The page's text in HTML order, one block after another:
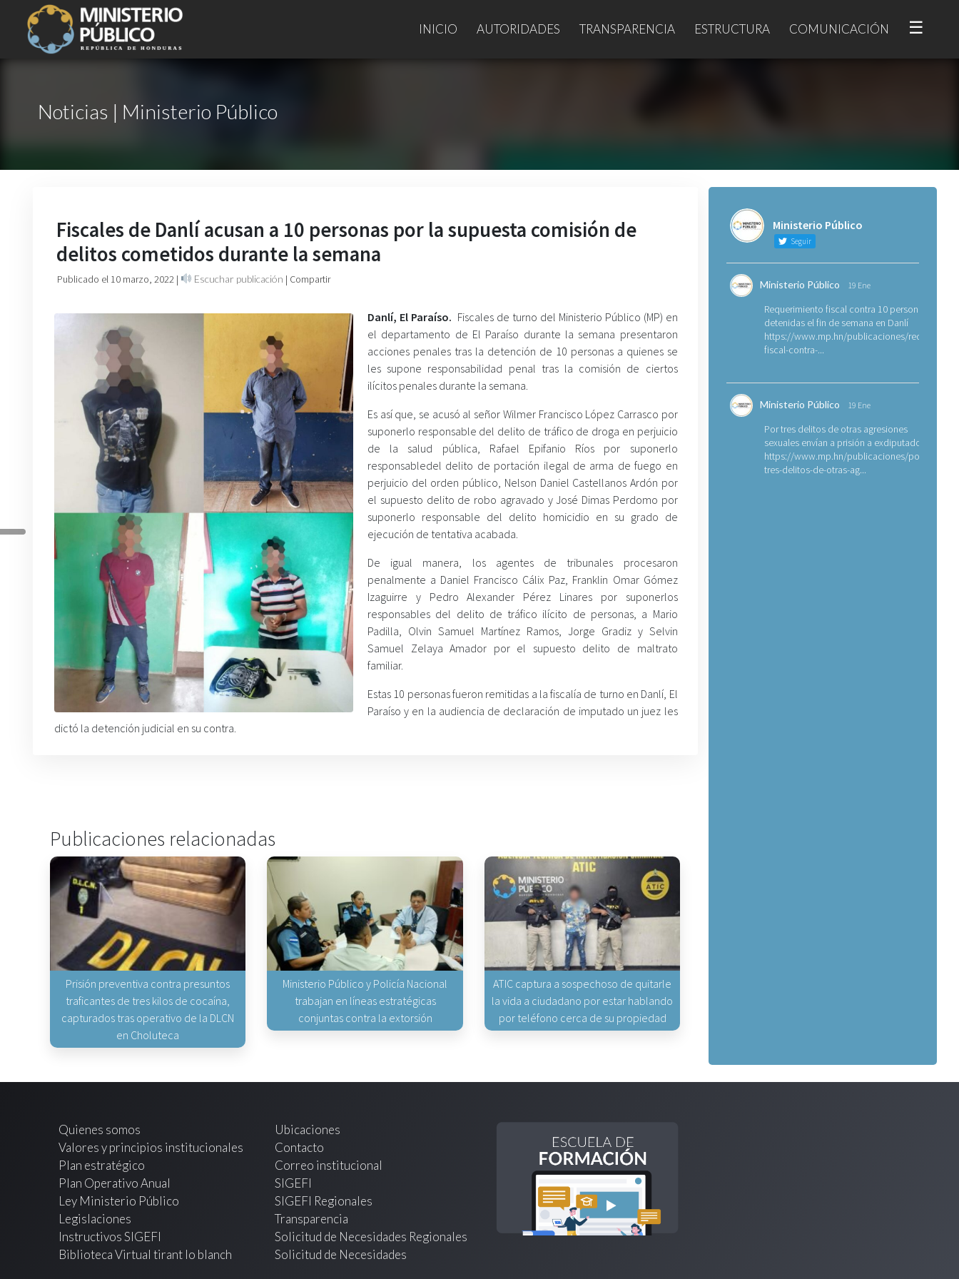
INICIO AUTORIDADES TRANSPARENCIA ESTRUCTURA COMUNICACIÓN ☰
Noticias | Ministerio Público
Fiscales de Danlí acusan a 10 personas por la supuesta comisión de
delitos cometidos durante la semana
Publicado el 10 marzo, 2022 | Escuchar publicación | Compartir
Danlí, El Paraíso. Fiscales de turno del Ministerio Público (MP) en
el departamento de El Paraíso durante la semana presentaron
acciones penales tras la detención de 10 personas a quienes se
les supone responsabilidad penal tras la comisión de ciertos
ilícitos penales durante la semana.
Es así que, se acusó al señor Wilmer Francisco López Carrasco por
suponerlo responsable del delito de tráfico de droga en perjuicio
de la salud pública, Rafael Epifanio Ríos por suponerlo
responsabledel delito de portación ilegal de arma de fuego en
perjuicio del orden público, Nelson Daniel Castellanos Ardón por
el supuesto delito de robo agravado y José Dimas Perdomo por
suponerlo responsable del delito homicidio en su grado de
ejecución de tentativa acabada.
De igual manera, los agentes de tribunales procesaron
penalmente a Daniel Francisco Cálix Paz, Franklin Omar Gómez
Izaguirre y Pedro Alexander Pérez Linares por suponerlos
responsables del delito de tráfico ilícito de personas, a Mario
Padilla, Olvin Samuel Martínez Ramos, Jorge Gradiz y Selvin
Samuel Zelaya Amador por el supuesto delito de maltrato
familiar.
Estas 10 personas fueron remitidas a la fiscalía de turno en Danlí, El
Paraíso y en la audiencia de declaración de imputado un juez les
dictó la detención judicial en su contra.
Publicaciones relacionadas
Prisión preventiva contra presuntos
traficantes de tres kilos de cocaína,
capturados tras operativo de la DLCN
en Choluteca
Ministerio Público y Policía Nacional
trabajan en líneas estratégicas
conjuntas contra la extorsión
ATIC captura a sospechoso de quitarle
la vida a ciudadano por estar hablando
por teléfono cerca de su propiedad
Ministerio Público
Seguir
Ministerio Público 19 Ene
Requerimiento fiscal contra 10 personas
detenidas el fin de semana en Danlí
https://www.mp.hn/publicaciones/
fiscal-contra-...
Ministerio Público 19 Ene
Por tres delitos de otras agresiones
sexuales envían a prisión a exdiputado
https://www.mp.hn/publicaciones/por-
tres-delitos-de-otras-ag...
Quienes somos
Valores y principios institucionales
Plan estratégico
Plan Operativo Anual
Ley Ministerio Público
Legislaciones
Instructivos SIGEFI
Biblioteca Virtual tirant lo blanch
Ubicaciones
Contacto
Correo institucional
SIGEFI
SIGEFI Regionales
Transparencia
Solicitud de Necesidades Regionales
Solicitud de Necesidades